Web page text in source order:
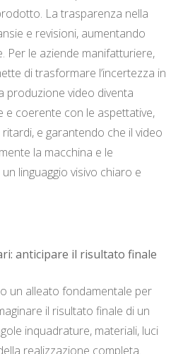
La trasparenza nella
e revisioni, aumentando
Per le aziende manifatturiere,
di trasformare l’incertezza in
produzione video diventa
e coerente con le aspettative,
e garantendo che il video
la macchina e le
linguaggio visivo chiaro e
anticipare il risultato finale
un alleato fondamentale per
il risultato finale di un
inquadrature, materiali, luci
realizzazione completa.